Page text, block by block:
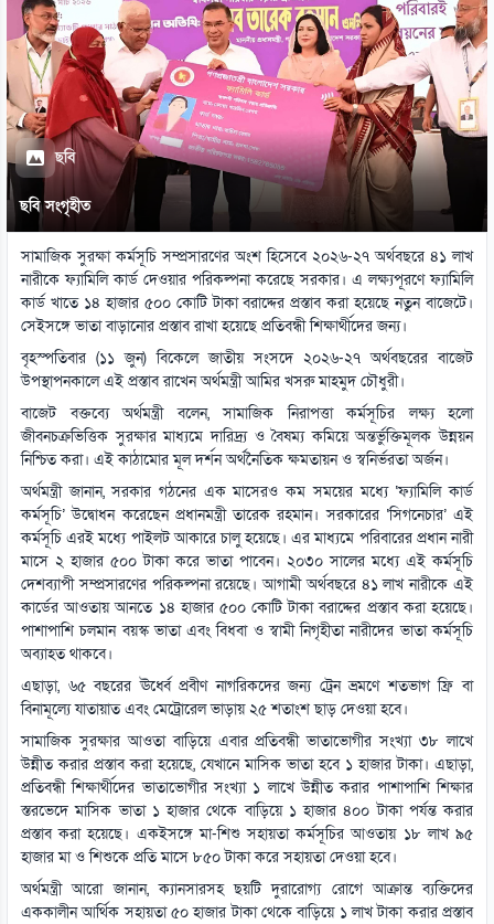
ছবি
ছবি সংগৃহীত
সামাজিক সুরক্ষা কর্মসূচি সম্প্রসারণের অংশ হিসেবে ২০২৬-২৭ অর্থবছরে ৪১ লাখ
নারীকে ফ্যামিলি কার্ড দেওয়ার পরিকল্পনা করেছে সরকার। এ লক্ষ্যপূরণে ফ্যামিলি
কার্ড খাতে ১৪ হাজার ৫০০ কোটি টাকা বরাদ্দের প্রস্তাব করা হয়েছে নতুন বাজেটে।
সেইসঙ্গে ভাতা বাড়ানোর প্রস্তাব রাখা হয়েছে প্রতিবন্ধী শিক্ষার্থীদের জন্য।
বৃহস্পতিবার (১১ জুন) বিকেলে জাতীয় সংসদে ২০২৬-২৭ অর্থবছরের বাজেট
উপস্থাপনকালে এই প্রস্তাব রাখেন অর্থমন্ত্রী আমির খসরু মাহমুদ চৌধুরী।
বাজেট বক্তব্যে অর্থমন্ত্রী বলেন, সামাজিক নিরাপত্তা কর্মসূচির লক্ষ্য হলো
জীবনচক্রভিত্তিক সুরক্ষার মাধ্যমে দারিদ্র্য ও বৈষম্য কমিয়ে অন্তর্ভুক্তিমূলক উন্নয়ন
নিশ্চিত করা। এই কাঠামোর মূল দর্শন অর্থনৈতিক ক্ষমতায়ন ও স্বনির্ভরতা অর্জন।
অর্থমন্ত্রী জানান, সরকার গঠনের এক মাসেরও কম সময়ের মধ্যে ‘ফ্যামিলি কার্ড
কর্মসূচি’ উদ্বোধন করেছেন প্রধানমন্ত্রী তারেক রহমান। সরকারের ‘সিগনেচার’ এই
কর্মসূচি এরই মধ্যে পাইলট আকারে চালু হয়েছে। এর মাধ্যমে পরিবারের প্রধান নারী
মাসে ২ হাজার ৫০০ টাকা করে ভাতা পাবেন। ২০৩০ সালের মধ্যে এই কর্মসূচি
দেশব্যাপী সম্প্রসারণের পরিকল্পনা রয়েছে। আগামী অর্থবছরে ৪১ লাখ নারীকে এই
কার্ডের আওতায় আনতে ১৪ হাজার ৫০০ কোটি টাকা বরাদ্দের প্রস্তাব করা হয়েছে।
পাশাপাশি চলমান বয়স্ক ভাতা এবং বিধবা ও স্বামী নিগৃহীতা নারীদের ভাতা কর্মসূচি
অব্যাহত থাকবে।
এছাড়া, ৬৫ বছরের ঊর্ধ্বে প্রবীণ নাগরিকদের জন্য ট্রেন ভ্রমণে শতভাগ ফ্রি বা
বিনামূল্যে যাতায়াত এবং মেট্রোরেল ভাড়ায় ২৫ শতাংশ ছাড় দেওয়া হবে।
সামাজিক সুরক্ষার আওতা বাড়িয়ে এবার প্রতিবন্ধী ভাতাভোগীর সংখ্যা ৩৮ লাখে
উন্নীত করার প্রস্তাব করা হয়েছে, যেখানে মাসিক ভাতা হবে ১ হাজার টাকা। এছাড়া,
প্রতিবন্ধী শিক্ষার্থীদের ভাতাভোগীর সংখ্যা ১ লাখে উন্নীত করার পাশাপাশি শিক্ষার
স্তরভেদে মাসিক ভাতা ১ হাজার থেকে বাড়িয়ে ১ হাজার ৪০০ টাকা পর্যন্ত করার
প্রস্তাব করা হয়েছে। একইসঙ্গে মা-শিশু সহায়তা কর্মসূচির আওতায় ১৮ লাখ ৯৫
হাজার মা ও শিশুকে প্রতি মাসে ৮৫০ টাকা করে সহায়তা দেওয়া হবে।
অর্থমন্ত্রী আরো জানান, ক্যানসারসহ ছয়টি দুরারোগ্য রোগে আক্রান্ত ব্যক্তিদের
এককালীন আর্থিক সহায়তা ৫০ হাজার টাকা থেকে বাড়িয়ে ১ লাখ টাকা করার প্রস্তাব